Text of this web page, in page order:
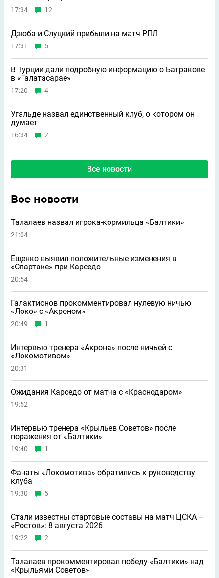
17:34 12
Дзюба и Слуцкий прибыли на матч РПЛ
17:31 5
В Турции дали подробную информацию о Батракове
в «Галатасарае»
17:20 4
Угальде назвал единственный клуб, о котором он
думает
16:34 2
Все новости
Все новости
Талалаев назвал игрока-кормильца «Балтики»
21:04
Ещенко выявил положительные изменения в
«Спартаке» при Карседо
20:54
Галактионов прокомментировал нулевую ничью
«Локо» с «Акроном»
20:49 1
Интервью тренера «Акрона» после ничьей с
«Локомотивом»
20:31
Ожидания Карседо от матча с «Краснодаром»
19:52
Интервью тренера «Крыльев Советов» после
поражения от «Балтики»
19:40 1
Фанаты «Локомотива» обратились к руководству
клуба
19:30 5
Стали известны стартовые составы на матч ЦСКА –
«Ростов»: 8 августа 2026
19:22 2
Талалаев прокомментировал победу «Балтики» над
«Крыльями Советов»